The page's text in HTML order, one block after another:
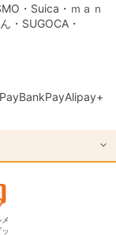
・Suica・ｍａｎ
・SUGOCA・
BankPayAlipay+